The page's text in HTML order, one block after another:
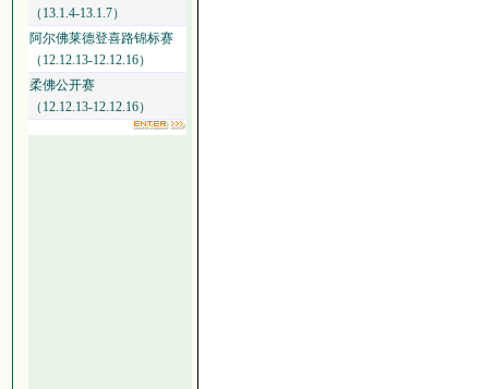
（13.1.4-13.1.7）
阿尔佛莱德登喜路锦标赛
（12.12.13-12.12.16）
柔佛公开赛
（12.12.13-12.12.16）